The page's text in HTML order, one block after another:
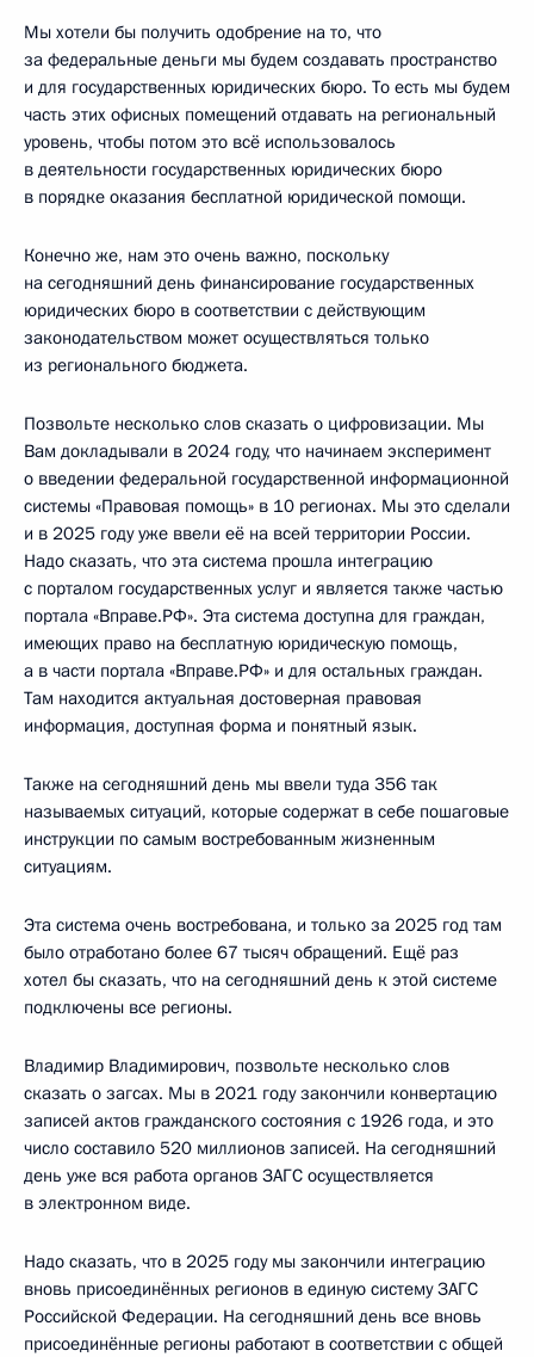
Мы хотели бы получить одобрение на то, что
за федеральные деньги мы будем создавать пространство
и для государственных юридических бюро. То есть мы будем
часть этих офисных помещений отдавать на региональный
уровень, чтобы потом это всё использовалось
в деятельности государственных юридических бюро
в порядке оказания бесплатной юридической помощи.
Конечно же, нам это очень важно, поскольку
на сегодняшний день финансирование государственных
юридических бюро в соответствии с действующим
законодательством может осуществляться только
из регионального бюджета.
Позвольте несколько слов сказать о цифровизации. Мы
Вам докладывали в 2024 году, что начинаем эксперимент
о введении федеральной государственной информационной
системы «Правовая помощь» в 10 регионах. Мы это сделали
и в 2025 году уже ввели её на всей территории России.
Надо сказать, что эта система прошла интеграцию
с порталом государственных услуг и является также частью
портала «Вправе.РФ». Эта система доступна для граждан,
имеющих право на бесплатную юридическую помощь,
а в части портала «Вправе.РФ» и для остальных граждан.
Там находится актуальная достоверная правовая
информация, доступная форма и понятный язык.
Также на сегодняшний день мы ввели туда 356 так
называемых ситуаций, которые содержат в себе пошаговые
инструкции по самым востребованным жизненным
ситуациям.
Эта система очень востребована, и только за 2025 год там
было отработано более 67 тысяч обращений. Ещё раз
хотел бы сказать, что на сегодняшний день к этой системе
подключены все регионы.
Владимир Владимирович, позвольте несколько слов
сказать о загсах. Мы в 2021 году закончили конвертацию
записей актов гражданского состояния с 1926 года, и это
число составило 520 миллионов записей. На сегодняшний
день уже вся работа органов ЗАГС осуществляется
в электронном виде.
Надо сказать, что в 2025 году мы закончили интеграцию
вновь присоединённых регионов в единую систему ЗАГС
Российской Федерации. На сегодняшний день все вновь
присоединённые регионы работают в соответствии с общей